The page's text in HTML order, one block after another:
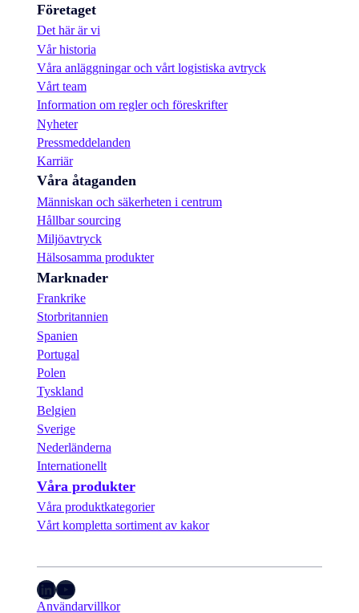
L
L
E
M
I
N
I
c
h
o
k
l
a
d
k
a
k
o
r
m
e
d
i
t
a
r
a
v
m
ö
r
k
c
o
k
Företaget
Det här är vi
Vår historia
Våra anläggningar och vårt logistiska avtryck
Vårt team
Information om regler och föreskrifter
Nyheter
Pressmeddelanden
Karriär
Våra åtaganden
Människan och säkerheten i centrum
Hållbar sourcing
Miljöavtryck
Hälsosamma produkter
Marknader
Frankrike
Storbritannien
Spanien
Portugal
Polen
Tyskland
Belgien
Sverige
Nederländerna
Internationellt
Våra produkter
Våra produktkategorier
Vårt kompletta sortiment av kakor
LinkedIn YouTube
Användarvillkor